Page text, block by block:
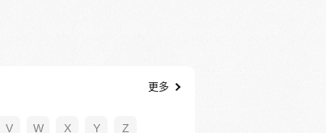
更多
V W X Y Z